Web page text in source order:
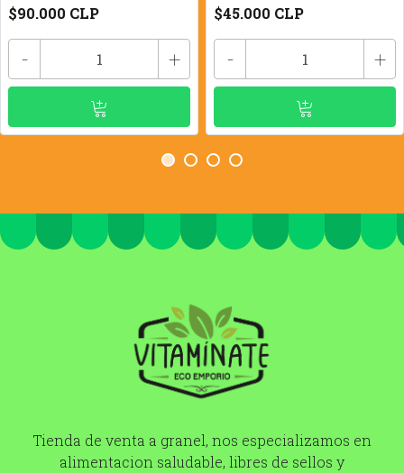
$90.000 CLP
- +
$45.000 CLP
- +
Tienda de venta a granel, nos especializamos en
alimentacion saludable, libres de sellos y